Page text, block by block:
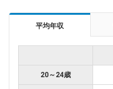
平均年収
20～24歳